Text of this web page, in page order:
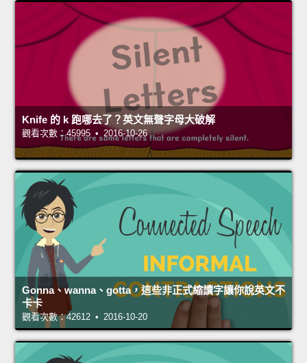
Knife 的 k 跑哪去了？英文無聲字母大破解
觀看次數：45995 • 2016-10-26
Gonna、wanna、gotta，這些非正式縮讀字讓你說英文不
卡卡
觀看次數：42612 • 2016-10-20